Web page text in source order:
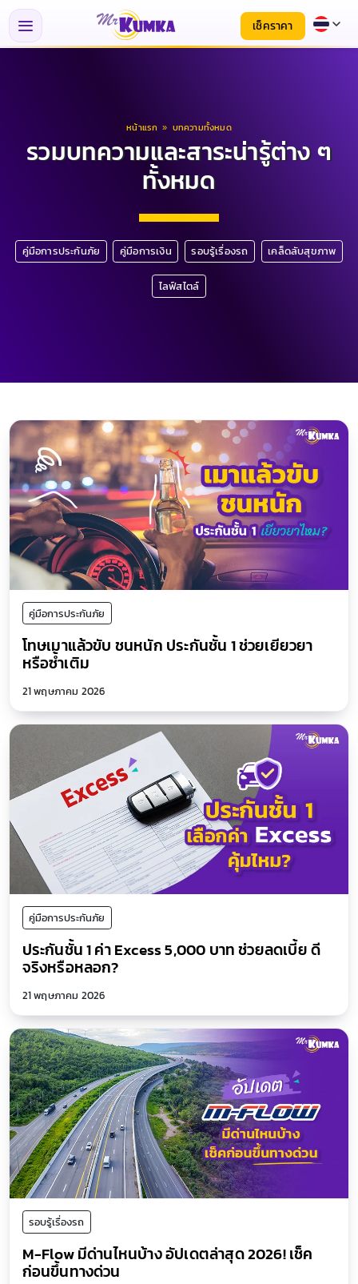
เช็คราคา
หน้าแรก » บทความทั้งหมด
รวมบทความและสาระน่ารู้ต่าง ๆ
ทั้งหมด
คู่มือการประกันภัย คู่มือการเงิน รอบรู้เรื่องรถ เคล็ดลับสุขภาพ
ไลฟ์สไตล์
คู่มือการประกันภัย
โทษเมาแล้วขับ ชนหนัก ประกันชั้น 1 ช่วยเยียวยา
หรือซ้ำเติม
21 พฤษภาคม 2026
คู่มือการประกันภัย
ประกันชั้น 1 ค่า Excess 5,000 บาท ช่วยลดเบี้ย ดี
จริงหรือหลอก?
21 พฤษภาคม 2026
รอบรู้เรื่องรถ
M-Flow มีด่านไหนบ้าง อัปเดตล่าสุด 2026! เช็ค
ก่อนขึ้นทางด่วน